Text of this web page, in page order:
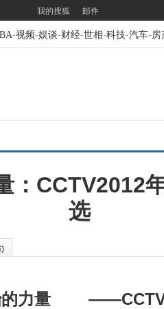
我的搜狐 邮件
-视频-娱谈-财经-世相-科技-汽车-房
：CCTV2012
选
)
的力量 ——CCTV